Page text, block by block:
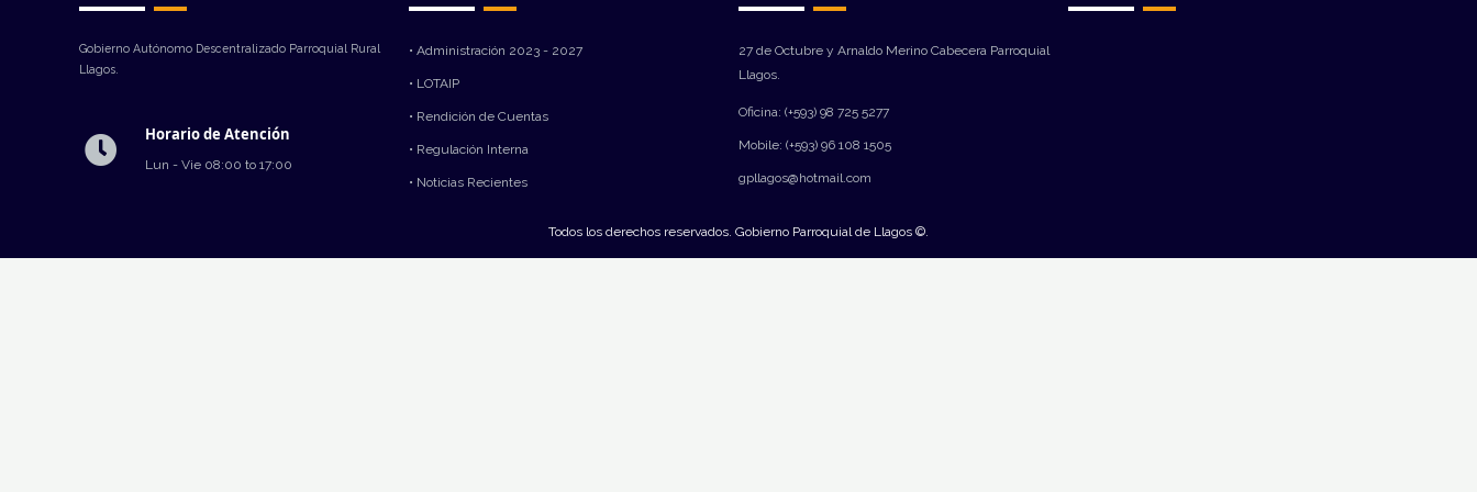
Gobierno Autónomo Descentralizado Parroquial Rural
Llagos.
Horario de Atención
Lun - Vie 08:00 to 17:00
• Administración 2023 - 2027
• LOTAIP
• Rendición de Cuentas
• Regulación Interna
• Noticias Recientes
27 de Octubre y Arnaldo Merino Cabecera Parroquial
Llagos.
Oficina: (+593) 98 725 5277
Mobile: (+593) 96 108 1505
gpllagos@hotmail.com
Todos los derechos reservados. Gobierno Parroquial de Llagos ©.